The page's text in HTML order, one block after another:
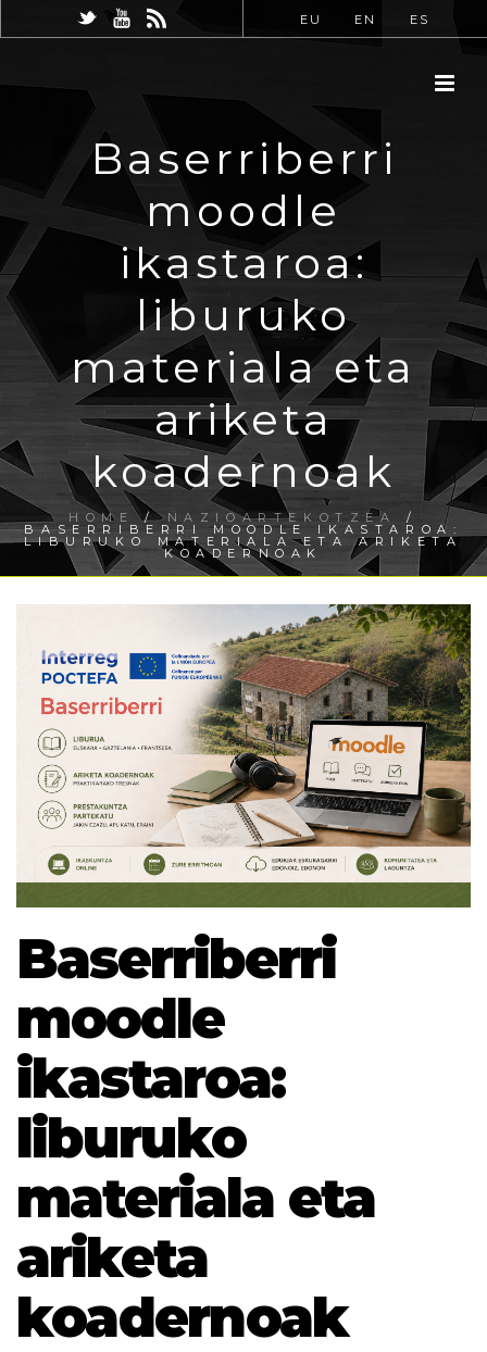
EU EN ES
Baserriberri
moodle
ikastaroa:
liburuko
materiala eta
ariketa
koadernoak
HOME / NAZIOARTEKOTZEA /
BASERRIBERRI MOODLE IKASTAROA:
LIBURUKO MATERIALA ETA ARIKETA
KOADERNOAK
Baserriberri
moodle
ikastaroa:
liburuko
materiala eta
ariketa
koadernoak